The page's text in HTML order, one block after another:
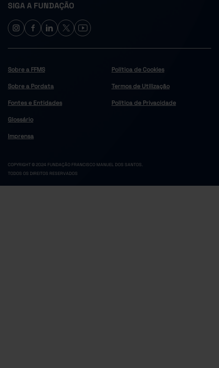
SIGA A FUNDAÇÃO
Sobre a FFMS
Sobre a Pordata
Fontes e Entidades
Glossário
Imprensa
Política de Cookies
Termos de Utilização
Política de Privacidade
COPYRIGHT © 2024 FUNDAÇÃO FRANCISCO MANUEL DOS SANTOS.
TODOS OS DIREITOS RESERVADOS